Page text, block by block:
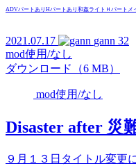
ADVパートあり Hパートあり 和姦ライト Ｈパートメ
2021.07.17 gann 32
mod使用/なし
ダウンロード（6 MB）
mod使用/なし
Disaster after 災
９月１３日タイトル変更